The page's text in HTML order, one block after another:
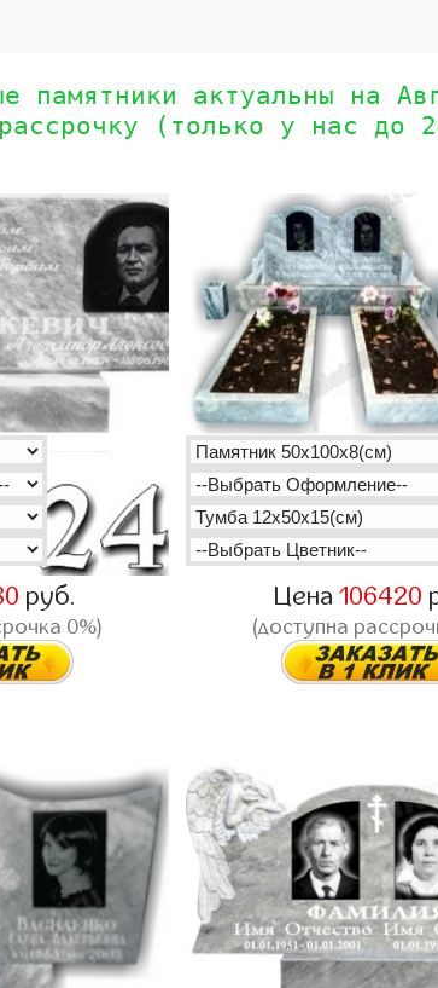
памятники актуальны на
(только у нас до
руб.
0%)
Цена 106420
(доступна